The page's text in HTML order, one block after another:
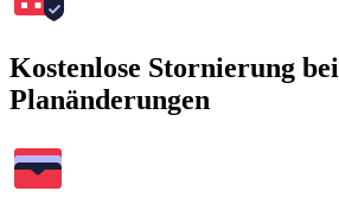
Kostenlose Stornierung bei
Planänderungen